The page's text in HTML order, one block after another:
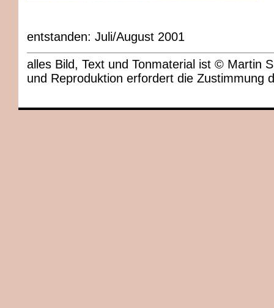
entstanden: Juli/August 2001
alles Bild, Text und Tonmaterial ist © Martin
und Reproduktion erfordert die Zustimmung